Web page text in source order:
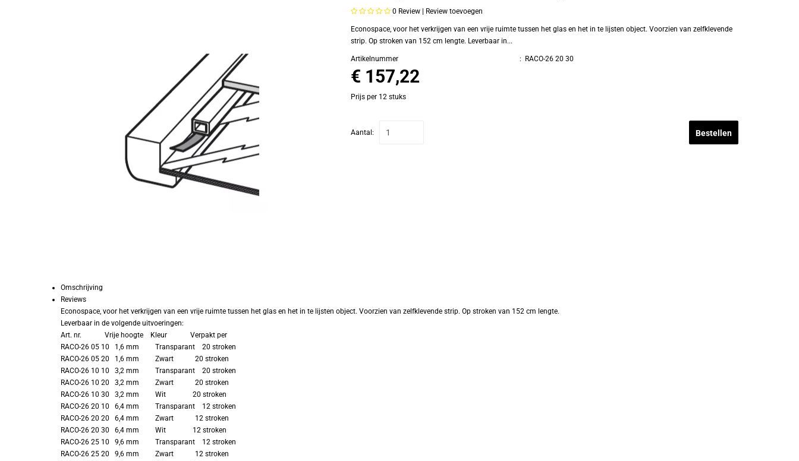
0 Review | Review toevoegen
Econospace, voor het verkrijgen van een vrije ruimte tussen het glas en het in te lijsten object. Voorzien van zelfklevende
strip. Op stroken van 152 cm lengte. Leverbaar in...
Artikelnummer : RACO-26 20 30
€ 157,22
Prijs per 12 stuks
Aantal: Bestellen
Omschrijving
Reviews
Econospace, voor het verkrijgen van een vrije ruimte tussen het glas en het in te lijsten object. Voorzien van zelfklevende strip. Op stroken van 152 cm lengte.
Leverbaar in de volgende uitvoeringen:
Art. nr. Vrije hoogte Kleur Verpakt per
RACO-26 05 10 1,6 mm Transparant 20 stroken
RACO-26 05 20 1,6 mm Zwart 20 stroken
RACO-26 10 10 3,2 mm Transparant 20 stroken
RACO-26 10 20 3,2 mm Zwart 20 stroken
RACO-26 10 30 3,2 mm Wit 20 stroken
RACO-26 20 10 6,4 mm Transparant 12 stroken
RACO-26 20 20 6,4 mm Zwart 12 stroken
RACO-26 20 30 6,4 mm Wit 12 stroken
RACO-26 25 10 9,6 mm Transparant 12 stroken
RACO-26 25 20 9,6 mm Zwart 12 stroken